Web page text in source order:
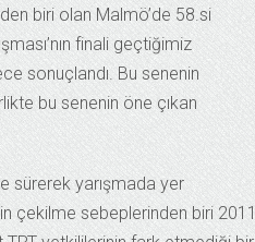
biri olan Malmö’de 58.si
finali geçtiğimiz
sonuçlandı. Bu senenin
bu senenin öne çıkan
sürerek yarışmada yer
çekilme sebeplerinden biri 2011